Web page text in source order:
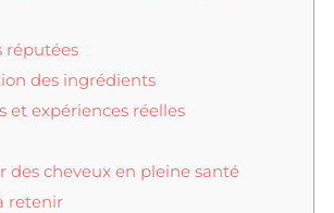
réputées
des ingrédients
et expériences réelles
des cheveux en pleine santé
retenir